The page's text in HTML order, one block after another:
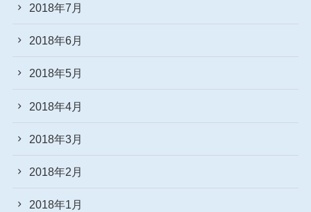
2018年7月
2018年6月
2018年5月
2018年4月
2018年3月
2018年2月
2018年1月